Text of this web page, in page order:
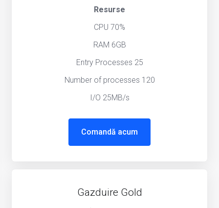
Resurse
CPU 70%
RAM 6GB
Entry Processes 25
Number of processes 120
I/O 25MB/s
Comandă acum
Gazduire Gold